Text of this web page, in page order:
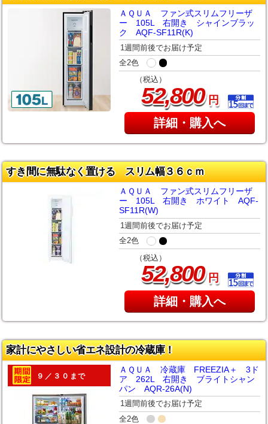
ＡＱＵＡ ファン式スリムフリーザ
ー 105L 右開き シャインブラッ
ク AQF-SF11R(K)
1週間前後でお届け予定
全2色
（税込）
52,800円
詳細・購入へ
すき間に無駄なく置ける スリム幅３６ｃｍ
ＡＱＵＡ ファン式スリムフリーザ
ー 105L 右開き ホワイト AQF-
SF11R(W)
1週間前後でお届け予定
全2色
（税込）
52,800円
詳細・購入へ
家計にやさしい省エネ設計の冷蔵庫！
９／３０まで
ＡＱＵＡ 冷蔵庫 FREEZIA＋ 3ド
ア 262L 右開き ブライトシャン
パン AQR-26A(N)
1週間前後でお届け予定
全2色